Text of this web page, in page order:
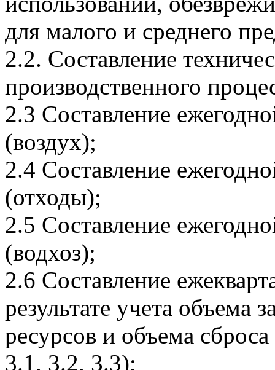
для малого и среднего
2.2. Составление
производственного
2.3 Составление
(воздух);
2.4 Составление
(отходы);
2.5 Составление
(водхоз);
2.6 Составление
результате учета объема
ресурсов и объема
3.1, 3.2, 3.3);